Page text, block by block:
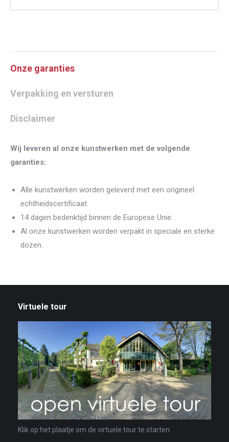
Onze garanties
Verpakking en versturen
Disclaimer
Wij leveren al onze kunstwerken met de volgende
garanties:
Alle kunstwerken worden geleverd met een origineel
echtheidscertificaat.
14 dagen bedenktijd binnen de Europese Unie.
Al onze kunstwerken worden verpakt in speciale en sterke
dozen.
Virtuele tour
Klik op het plaatje om de virtuele tour te starten.